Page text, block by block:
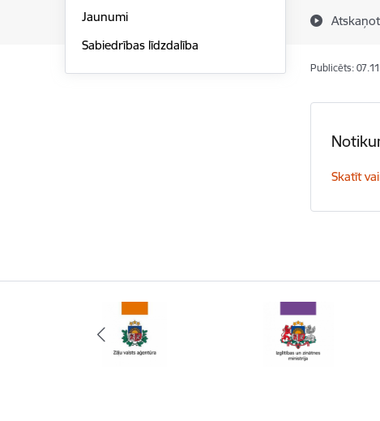
Jaunumi
Sabiedrības līdzdalība
Publicēts:
Skatīt